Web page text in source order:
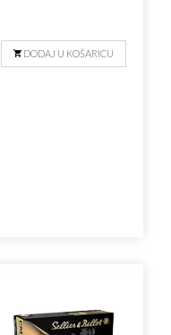
DODAJ U KOŠARICU